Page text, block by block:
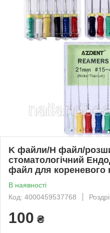
K файли/H файл/
стоматологічний
файл для кореневого
В наявності
Код: 4000459537768
100 ₴